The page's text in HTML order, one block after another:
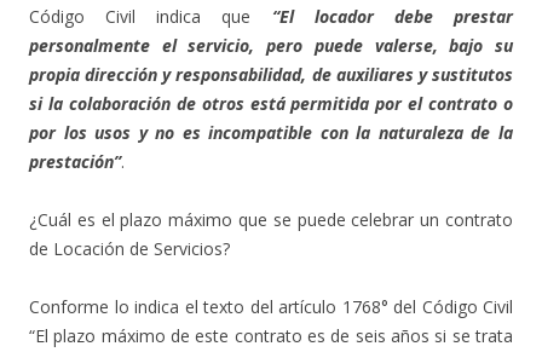
Código Civil indica que “El locador debe prestar
personalmente el servicio, pero puede valerse, bajo su
propia dirección y responsabilidad, de auxiliares y sustitutos
si la colaboración de otros está permitida por el contrato o
por los usos y no es incompatible con la naturaleza de la
prestación”.
¿Cuál es el plazo máximo que se puede celebrar un contrato
de Locación de Servicios?
Conforme lo indica el texto del artículo 1768° del Código Civil
“El plazo máximo de este contrato es de seis años si se trata